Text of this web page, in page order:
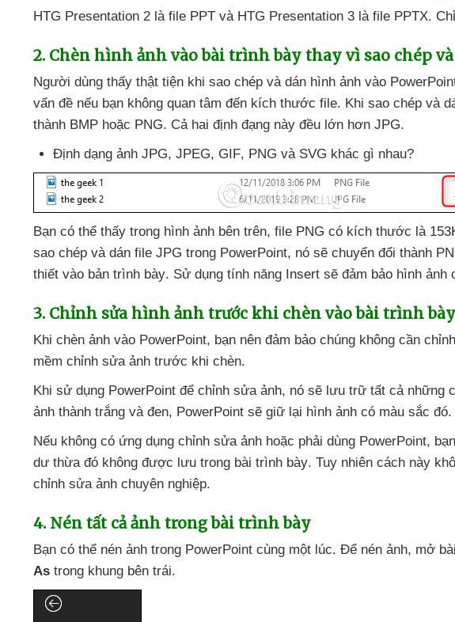
HTG Presentation 2 là file PPT và HTG Presentation 3 là file PPTX.
2. Chèn hình ảnh vào bài trình bày thay vì sao chép
Người dùng thấy thật tiện khi sao chép và dán hình ảnh vào
vấn đề nếu bạn không quan tâm đến kích thước file. Khi sao chép và
thành BMP hoặc PNG. Cả hai định đạng này đều lớn hơn JPG.
Định dạng ảnh JPG, JPEG, GIF, PNG và SVG khác gì nhau?
Bạn có thể thấy trong hình ảnh bên trên, file PNG có kích thước là
sao chép và dán file JPG trong PowerPoint, nó sẽ chuyển đổi thành
thiết vào bản trình bày. Sử dụng tính năng Insert sẽ đảm bảo hình ảnh
3. Chỉnh sửa hình ảnh trước khi chèn vào bài trình bày
Khi chèn ảnh vào PowerPoint, bạn nên đảm bảo chúng không cần
mềm chỉnh sửa ảnh trước khi chèn.
Khi sử dụng PowerPoint để chỉnh sửa ảnh, nó sẽ lưu trữ tất cả những
ảnh thành trắng và đen, PowerPoint sẽ giữ lại hình ảnh có màu sắc đó.
Nếu không có ứng dụng chỉnh sửa ảnh hoặc phải dùng PowerPoint,
dư thừa đó không được lưu trong bài trình bày. Tuy nhiên cách này
chỉnh sửa ảnh chuyên nghiệp.
4. Nén tất cả ảnh trong bài trình bày
Bạn có thể nén ảnh trong PowerPoint cùng một lúc. Để nén ảnh, mở
As trong khung bên trái.